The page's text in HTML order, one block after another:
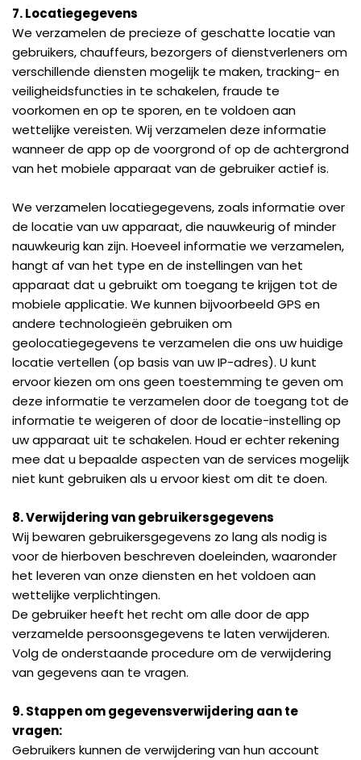
7. Locatiegegevens
We verzamelen de precieze of geschatte locatie van
gebruikers, chauffeurs, bezorgers of dienstverleners om
verschillende diensten mogelijk te maken, tracking- en
veiligheidsfuncties in te schakelen, fraude te
voorkomen en op te sporen, en te voldoen aan
wettelijke vereisten. Wij verzamelen deze informatie
wanneer de app op de voorgrond of op de achtergrond
van het mobiele apparaat van de gebruiker actief is.
We verzamelen locatiegegevens, zoals informatie over
de locatie van uw apparaat, die nauwkeurig of minder
nauwkeurig kan zijn. Hoeveel informatie we verzamelen,
hangt af van het type en de instellingen van het
apparaat dat u gebruikt om toegang te krijgen tot de
mobiele applicatie. We kunnen bijvoorbeeld GPS en
andere technologieën gebruiken om
geolocatiegegevens te verzamelen die ons uw huidige
locatie vertellen (op basis van uw IP-adres). U kunt
ervoor kiezen om ons geen toestemming te geven om
deze informatie te verzamelen door de toegang tot de
informatie te weigeren of door de locatie-instelling op
uw apparaat uit te schakelen. Houd er echter rekening
mee dat u bepaalde aspecten van de services mogelijk
niet kunt gebruiken als u ervoor kiest om dit te doen.
8. Verwijdering van gebruikersgegevens
Wij bewaren gebruikersgegevens zo lang als nodig is
voor de hierboven beschreven doeleinden, waaronder
het leveren van onze diensten en het voldoen aan
wettelijke verplichtingen.
De gebruiker heeft het recht om alle door de app
verzamelde persoonsgegevens te laten verwijderen.
Volg de onderstaande procedure om de verwijdering
van gegevens aan te vragen.
9. Stappen om gegevensverwijdering aan te
vragen:
Gebruikers kunnen de verwijdering van hun account